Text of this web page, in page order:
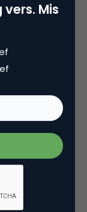
Bridge
ik continu
binnen
Mis